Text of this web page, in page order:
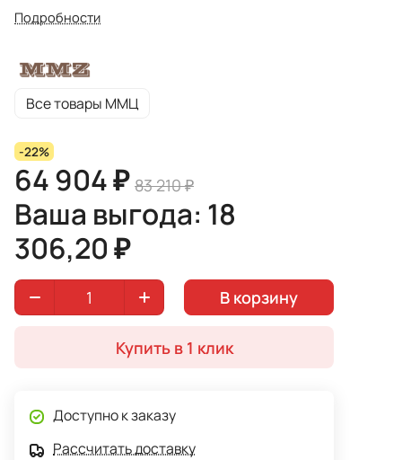
При производстве использовались натуральные
реализовано в современном классическом стиле и
подходит для обустройства гостиной комнаты
элементы декора в комплект не входят. Мебель
поставляется в разобранном виде, через покрытие
просматривается структура дерева.
Подробности
Все товары ММЦ
-22%
64 904 ₽ 83 210 ₽
Ваша выгода: 18
306,20 ₽
В корзину
Купить в 1 клик
Доступно к заказу
Рассчитать доставку